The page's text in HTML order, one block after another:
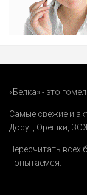
«Белка» - это
Самые свежие и
Досуг Орешки
Пересчитать
попытаемся.